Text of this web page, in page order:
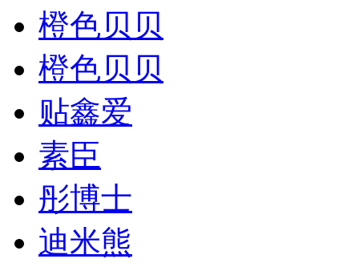
橙色贝贝
橙色贝贝
贴鑫爱
素臣
彤博士
迪米熊